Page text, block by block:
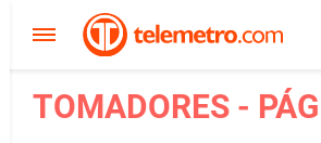
TOMADORES -